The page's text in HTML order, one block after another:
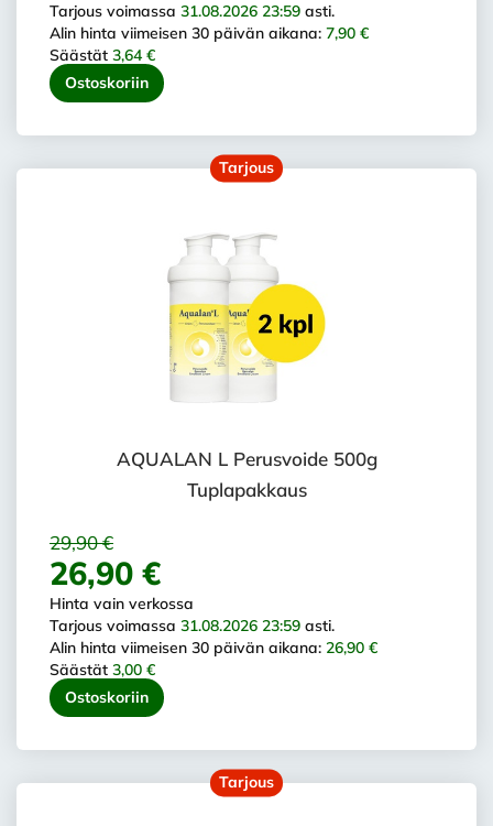
Tarjous voimassa 31.08.2026 23:59 asti.
Alin hinta viimeisen 30 päivän aikana: 7,90 €
Säästät 3,64 €
Ostoskoriin
Tarjous
AQUALAN L Perusvoide 500g
Tuplapakkaus
29,90 €
26,90 €
Hinta vain verkossa
Tarjous voimassa 31.08.2026 23:59 asti.
Alin hinta viimeisen 30 päivän aikana: 26,90 €
Säästät 3,00 €
Ostoskoriin
Tarjous